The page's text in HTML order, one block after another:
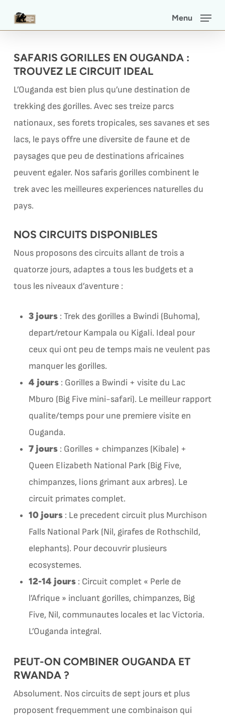
content
Menu
SAFARIS GORILLES EN OUGANDA :
TROUVEZ LE CIRCUIT IDEAL
L’Ouganda est bien plus qu’une destination de
trekking des gorilles. Avec ses treize parcs
nationaux, ses forets tropicales, ses savanes et ses
lacs, le pays offre une diversite de faune et de
paysages que peu de destinations africaines
peuvent egaler. Nos safaris gorilles combinent le
trek avec les meilleures experiences naturelles du
pays.
NOS CIRCUITS DISPONIBLES
Nous proposons des circuits allant de trois a
quatorze jours, adaptes a tous les budgets et a
tous les niveaux d’aventure :
3 jours: Trek des gorilles a Bwindi (Buhoma),
depart/retour Kampala ou Kigali. Ideal pour
ceux qui ont peu de temps mais ne veulent pas
manquer les gorilles.
4 jours: Gorilles a Bwindi + visite du Lac
Mburo (Big Five mini-safari). Le meilleur rapport
qualite/temps pour une premiere visite en
Ouganda.
7 jours: Gorilles + chimpanzes (Kibale) +
Queen Elizabeth National Park (Big Five,
chimpanzes, lions grimant aux arbres). Le
circuit primates complet.
10 jours: Le precedent circuit plus Murchison
Falls National Park (Nil, girafes de Rothschild,
elephants). Pour decouvrir plusieurs
ecosystemes.
12-14 jours: Circuit complet « Perle de
l’Afrique » incluant gorilles, chimpanzes, Big
Five, Nil, communautes locales et lac Victoria.
L’Ouganda integral.
PEUT-ON COMBINER OUGANDA ET
RWANDA ?
Absolument. Nos circuits de sept jours et plus
proposent frequemment une combinaison qui